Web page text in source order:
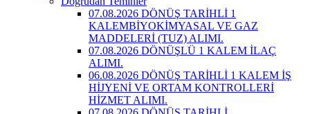
07.08.2026 DÖNÜŞ TARİHLİ 1
KALEMBİYOKİMYASAL VE GAZ
MADDELERİ (TUZ) ALIMI.
07.08.2026 DÖNÜŞLÜ 1 KALEM İLAÇ
ALIMI.
06.08.2026 DÖNÜŞ TARİHLİ 1 KALEM İŞ
HİJYENİ VE ORTAM KONTROLLERİ
HİZMET ALIMI.